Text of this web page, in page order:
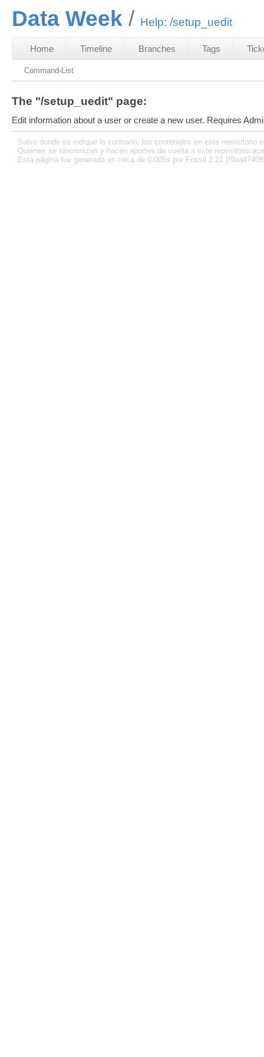
Data Week Help: /setup_uedit
Home Timeline Branches Tags
Command-List
The "/setup_uedit" page:
Edit information about a user or create a new user. Requires
Salvo donde se indique lo contrario, los contenidos en este repositorio
Quienes se sincronizan y hacen aportes de vuelta a este repositorio
Esta página fue generada en ceca de 0.005s por Fossil 2.21